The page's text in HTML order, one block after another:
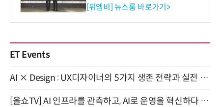
사장상 수상
[위엠비] 뉴스룸 바로가기>
ET Events
AI × Design : UX디자이너의 5가지 생존 전략과 실전 대응 8월 28일 개최
[올쇼TV] AI 인프라를 관측하고, AI로 운영을 혁신하다 (8월 11일 생방송)